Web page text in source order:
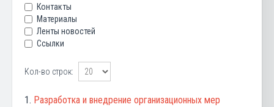
Контакты
Материалы
Ленты новостей
Ссылки
Кол-во строк:
1. Разработка и внедрение организационных мер